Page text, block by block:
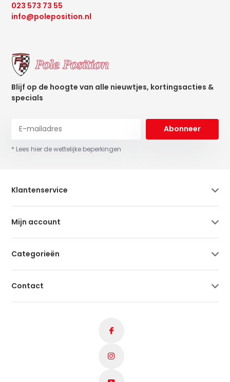
023 573 73 55
info@poleposition.nl
Blijf op de hoogte van alle nieuwtjes, kortingsacties &
specials
Abonneer
* Lees hier de wettelijke beperkingen
Klantenservice
Mijn account
Categorieën
Contact